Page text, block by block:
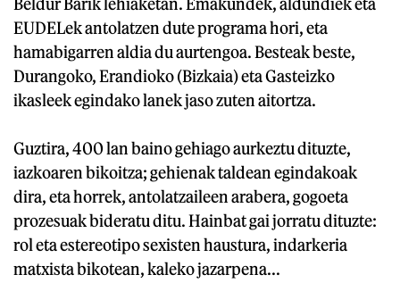
EUDELek antolatzen dute programa hori, eta
hamabigarren aldia du aurtengoa. Besteak beste,
Durangoko, Erandioko (Bizkaia) eta Gasteizko
ikasleek egindako lanek jaso zuten aitortza.
Guztira, 400 lan baino gehiago aurkeztu dituzte,
iazkoaren bikoitza; gehienak taldean egindakoak
dira, eta horrek, antolatzaileen arabera, gogoeta
prozesuak bideratu ditu. Hainbat gai jorratu dituzte:
rol eta estereotipo sexisten haustura, indarkeria
matxista bikotean, kaleko jazarpena...